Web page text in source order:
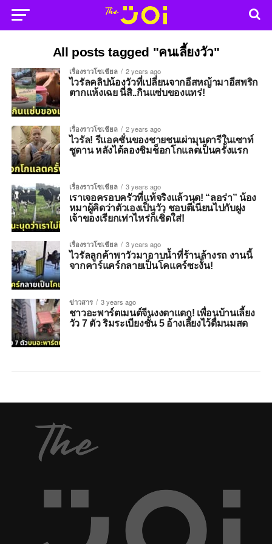
All posts tagged "คนเลี้ยงวัว"
เรื่องราวโซเชียล 2 years ago
ไวรัลคลิปน้องวัวที่เปลี่ยนจากอีสหญ้ามาอีสพริก
ตากแห้งเฉย นี่สิ..กินแซ่บของแทร่!
เรื่องราวโซเชียล 2 years ago
ไวรัล! รีแอคชั่นของชายชนเผ่ามุนดารีในเซาท์
ซูดาน หลังได้ลองชิมช็อกโกแลตเป็นครั้งแรก
เรื่องราวโซเชียล 3 years ago
เราเจอครอบครัวที่แท้จริงแล้วนุด! “ลอร่า” น้อง
หมาผู้คิดว่าตัวเองเป็นวัว ชอบตีเนียนไปกับฝูง
เจ้าของเรียกเท่าไหร่ก็เชิ่ดใส่!
เรื่องราวโซเชียล 3 years ago
ไวรัลลูกค้าพาวัวมาอาบน้ำที่ร้านล้างรถ งานนี้
จากคาร์แคร์กลายเป็นโคแคร์ซะงั้น!
ข่าวสาร 3 years ago
ชาวอะพาร์ตเมนต์จีนงงตาแตก! เพื่อนบ้านเลี้ยง
วัว 7 ตัว ริมระเบียงชั้น 5 อ้างเลี้ยงไว้ดื่มนมสด